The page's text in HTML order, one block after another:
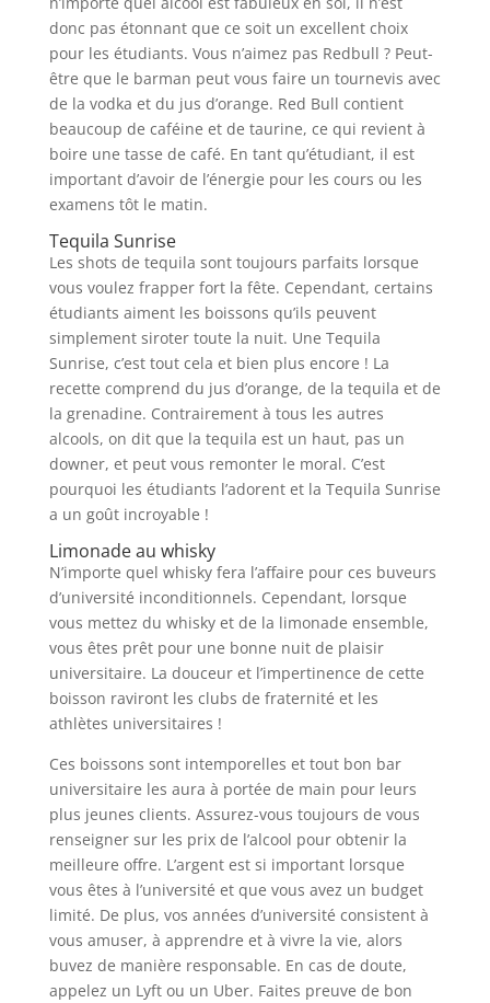
donc pas étonnant que ce soit un excellent choix
pour les étudiants. Vous n’aimez pas Redbull ? Peut-
être que le barman peut vous faire un tournevis avec
de la vodka et du jus d’orange. Red Bull contient
beaucoup de caféine et de taurine, ce qui revient à
boire une tasse de café. En tant qu’étudiant, il est
important d’avoir de l’énergie pour les cours ou les
examens tôt le matin.
Tequila Sunrise
Les shots de tequila sont toujours parfaits lorsque
vous voulez frapper fort la fête. Cependant, certains
étudiants aiment les boissons qu’ils peuvent
simplement siroter toute la nuit. Une Tequila
Sunrise, c’est tout cela et bien plus encore ! La
recette comprend du jus d’orange, de la tequila et de
la grenadine. Contrairement à tous les autres
alcools, on dit que la tequila est un haut, pas un
downer, et peut vous remonter le moral. C’est
pourquoi les étudiants l’adorent et la Tequila Sunrise
a un goût incroyable !
Limonade au whisky
N’importe quel whisky fera l’affaire pour ces buveurs
d’université inconditionnels. Cependant, lorsque
vous mettez du whisky et de la limonade ensemble,
vous êtes prêt pour une bonne nuit de plaisir
universitaire. La douceur et l’impertinence de cette
boisson raviront les clubs de fraternité et les
athlètes universitaires !
Ces boissons sont intemporelles et tout bon bar
universitaire les aura à portée de main pour leurs
plus jeunes clients. Assurez-vous toujours de vous
renseigner sur les prix de l’alcool pour obtenir la
meilleure offre. L’argent est si important lorsque
vous êtes à l’université et que vous avez un budget
limité. De plus, vos années d’université consistent à
vous amuser, à apprendre et à vivre la vie, alors
buvez de manière responsable. En cas de doute,
appelez un Lyft ou un Uber. Faites preuve de bon